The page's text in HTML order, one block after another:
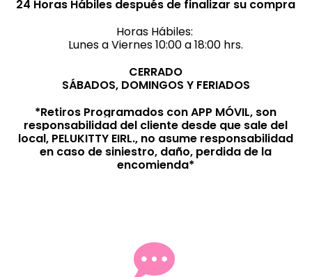
24 Horas Hábiles después de finalizar su compra
Horas Hábiles:
Lunes a Viernes 10:00 a 18:00 hrs.
CERRADO
SÁBADOS, DOMINGOS Y FERIADOS
*Retiros Programados con APP MÓVIL, son
responsabilidad del cliente desde que sale del
local, PELUKITTY EIRL., no asume responsabilidad
en caso de siniestro, daño, perdida de la
encomienda*